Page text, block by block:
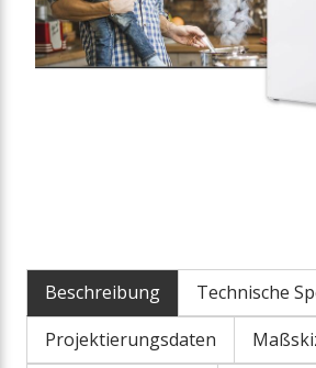
Beschreibung
Technische
Projektierungsdaten